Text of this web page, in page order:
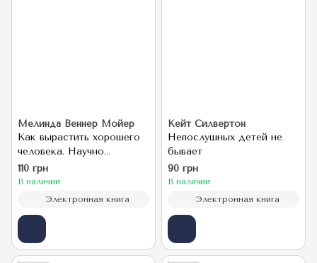
Мелинда Веннер Мойер
Как вырастить хорошего
человека. Научно
обоснованные стратегии
для осознанных
родителей
110 грн
В наличии
Электронная книга
Кейт Силвертон
Непослушных детей не
бывает
90 грн
В наличии
Электронная книга